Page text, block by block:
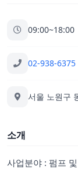
09:00~18:00
02-938-6375
서울 노원구
소개
사업분야 : 펌프